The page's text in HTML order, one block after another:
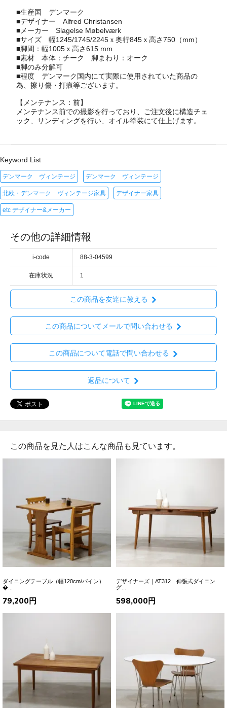
■生産国デンマーク
■デザイナーAlfred Christansen
■メーカーSlagelse Møbelværk
■サイズ 幅1245/1745/2245ｘ奥行845ｘ高さ750（mm）
■脚間：幅1005ｘ高さ615 mm
■素材 本体：チーク 脚まわり：オーク
■脚のみ分解可
■程度 デンマーク国内にて実際に使用されていた商品の
為、擦り傷・打痕等ございます。
【メンテナンス：前】
メンテナンス前での撮影を行っており、ご注文後に構造チェ
ック、サンディングを行い、オイル塗装にて仕上げます。
Keyword List
デンマーク ヴィンテージ デンマーク ヴィンテージ
北欧・デンマーク ヴィンテージ家具 デザイナー家具
etc デザイナー&メーカー
その他の詳細情報
i-code 88-3-04599
在庫状況 1
この商品を友達に教える
この商品についてメールで問い合わせる
この商品について電話で問い合わせる
返品について
この商品を見た人はこんな商品も見ています。
ダイニングテーブル（幅120cm/パイン）
�...
79,200円
デザイナーズ｜AT312 伸張式ダイニン
グ...
598,000円